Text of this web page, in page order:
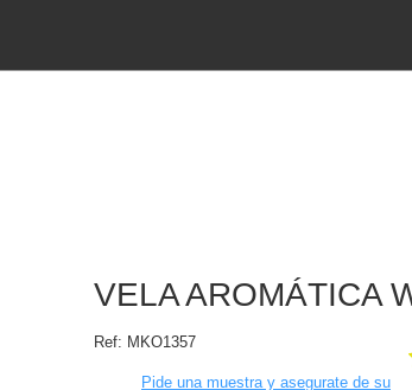
VELA AROMÁTICA
Ref: MKO1357
Pide una muestra y asegurate de su